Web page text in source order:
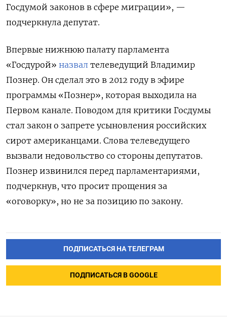
Госдумой законов в сфере миграции», —
подчеркнула депутат.
Впервые нижнюю палату парламента
«Госдурой» назвал телеведущий Владимир
Познер. Он сделал это в 2012 году в эфире
программы «Познер», которая выходила на
Первом канале. Поводом для критики Госдумы
стал закон о запрете усыновления российских
сирот американцами. Слова телеведущего
вызвали недовольство со стороны депутатов.
Познер извинился перед парламентариями,
подчеркнув, что просит прощения за
«оговорку», но не за позицию по закону.
ПОДПИСАТЬСЯ НА ТЕЛЕГРАМ
ПОДПИСАТЬСЯ В GOOGLE